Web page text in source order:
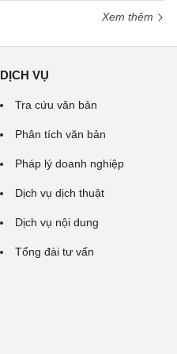
Xem thêm
DỊCH VỤ
Tra cứu văn bản
Phân tích văn bản
Pháp lý doanh nghiệp
Dịch vụ dịch thuật
Dịch vụ nội dung
Tổng đài tư vấn